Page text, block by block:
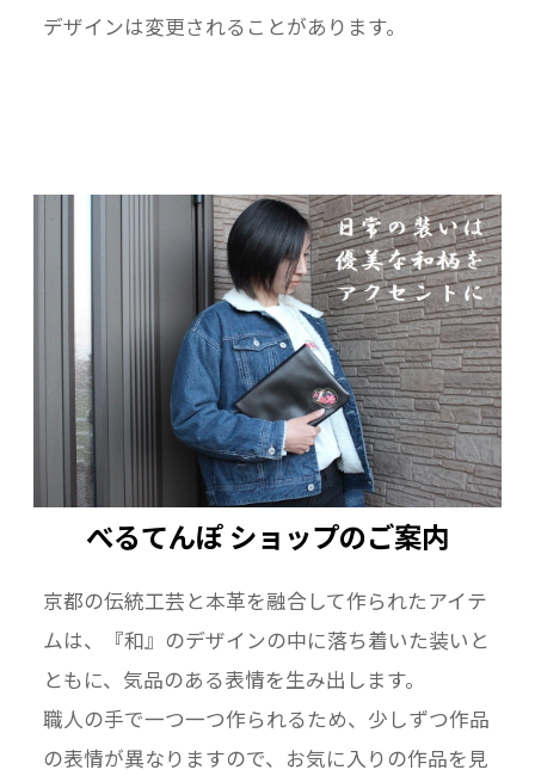
デザインは変更されることがあります。
べるてんぽ ショップのご案内
京都の伝統工芸と本革を融合して作られたアイテ
ムは、『和』のデザインの中に落ち着いた装いと
ともに、気品のある表情を生み出します。
職人の手で一つ一つ作られるため、少しずつ作品
の表情が異なりますので、お気に入りの作品を見